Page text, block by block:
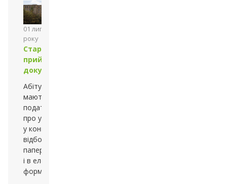
01 липня 2013
року
Стартував
прийом
документів
Абітурієнти
мають змогу
подати заяву
про участь
у конкурсному
відборі як у
паперовій, так
і в електронній
формі